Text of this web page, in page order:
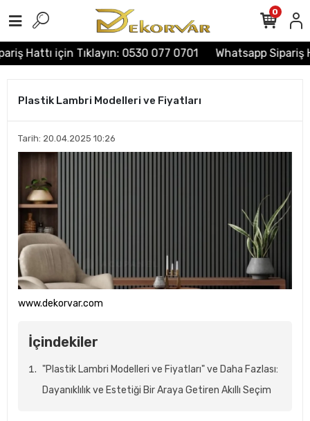
Hattı için Tıklayın: 0530 077 0701 Whatsapp Sipariş
0
Plastik Lambri Modelleri ve Fiyatları
Tarih: 20.04.2025 10:26
www.dekorvar.com
İçindekiler
"Plastik Lambri Modelleri ve Fiyatları" ve Daha Fazlası:
Dayanıklılık ve Estetiği Bir Araya Getiren Akıllı Seçim